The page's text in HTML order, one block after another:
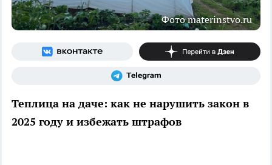
Фото materinstvo.ru
Теплица на даче: как не нарушить закон в
2025 году и избежать штрафов